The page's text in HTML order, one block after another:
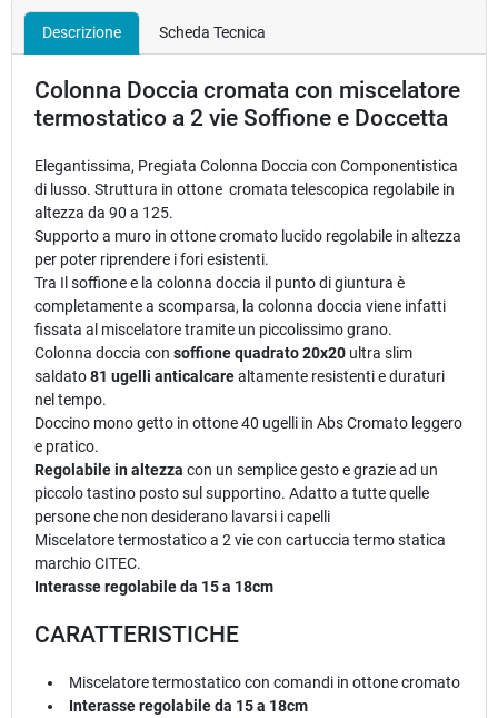
Descrizione Scheda Tecnica
Colonna Doccia cromata con miscelatore
termostatico a 2 vie Soffione e Doccetta
Elegantissima, Pregiata Colonna Doccia con Componentistica
di lusso. Struttura in ottone cromata telescopica regolabile in
altezza da 90 a 125.
Supporto a muro in ottone cromato lucido regolabile in altezza
per poter riprendere i fori esistenti.
Tra Il soffione e la colonna doccia il punto di giuntura è
completamente a scomparsa, la colonna doccia viene infatti
fissata al miscelatore tramite un piccolissimo grano.
Colonna doccia con soffione quadrato 20x20 ultra slim
saldato81 ugelli anticalcarealtamente resistenti e duraturi
nel tempo.
Doccino mono getto in ottone 40 ugelli in Abs Cromato leggero
e pratico.
Regolabile in altezza con un semplice gesto e grazie ad un
piccolo tastino posto sul supportino. Adatto a tutte quelle
persone che non desiderano lavarsi i capelli
Miscelatore termostatico a 2 vie con cartuccia termo statica
marchio CITEC.
Interasse regolabile da 15 a 18cm
CARATTERISTICHE
Miscelatore termostatico con comandi in ottone cromato
Interasse regolabile da 15 a 18cm